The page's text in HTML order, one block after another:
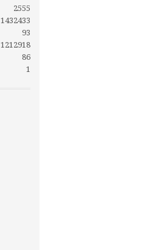
2555
1432433
93
1212918
86
1